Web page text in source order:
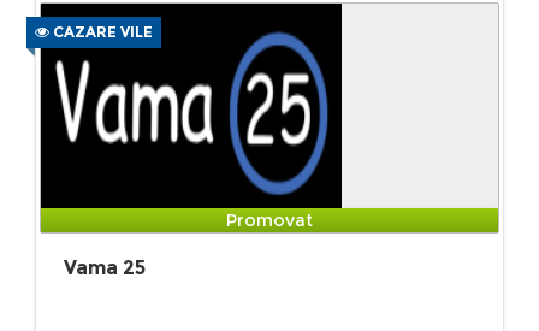
CAZARE VILE
Promovat
Vama 25